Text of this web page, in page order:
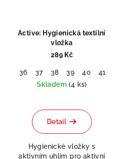
Active: Hygienická textilní
vložka
289 Kč
36 37 38 39 40 41
Skladem(4 ks)
Detail
Hygienické vložky s
aktivním uhlím pro aktivní